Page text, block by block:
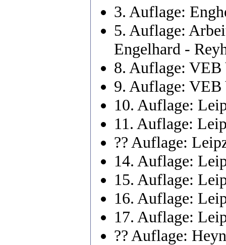
3. Auflage:
5. Auflage:
Engelhard -
8. Auflage: VEB
9. Auflage: VEB
10. Auflage:
11. Auflage:
?? Auflage:
14. Auflage:
15. Auflage:
16. Auflage:
17. Auflage:
?? Auflage: